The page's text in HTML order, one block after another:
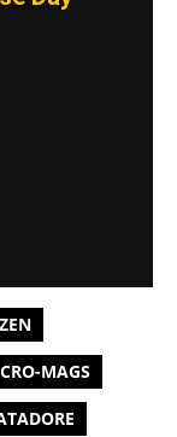
CRO-MAGS